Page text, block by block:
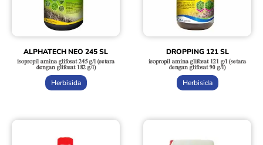
ALPHATECH NEO 245 SL
isopropil amina glifosat 245 g/l (setara
dengan glifosat 182 g/l)
Herbisida
DROPPING 121 SL
isopropil amina glifosat 121 g/l (setara
dengan glifosat 90 g/l)
Herbisida